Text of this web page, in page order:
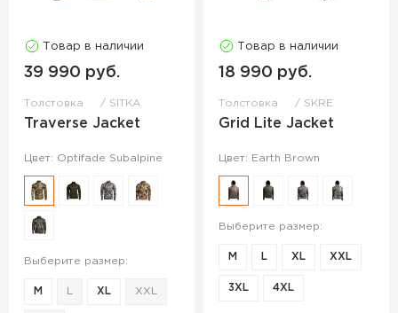
Товар в наличии
39 990 руб.
Толстовка SITKA
Traverse Jacket
Цвет: Optifade Subalpine
Выберите размер:
M XL XXL
Товар в наличии
18 990 руб.
Толстовка SKRE
Grid Lite Jacket
Цвет: Earth Brown
Выберите размер:
M L XL XXL
3XL 4XL